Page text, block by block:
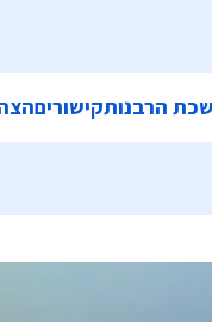
הרבנותקישורים